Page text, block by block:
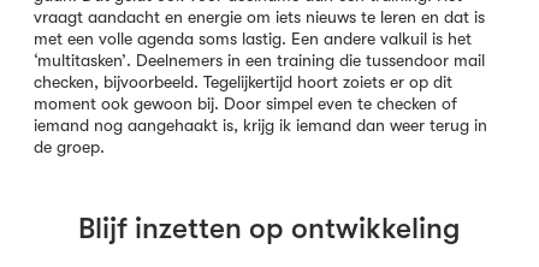
vraagt aandacht en energie om iets nieuws te leren en dat is
met een volle agenda soms lastig. Een andere valkuil is het
‘multitasken’. Deelnemers in een training die tussendoor mail
checken, bijvoorbeeld. Tegelijkertijd hoort zoiets er op dit
moment ook gewoon bij. Door simpel even te checken of
iemand nog aangehaakt is, krijg ik iemand dan weer terug in
de groep.
Blijf inzetten op ontwikkeling